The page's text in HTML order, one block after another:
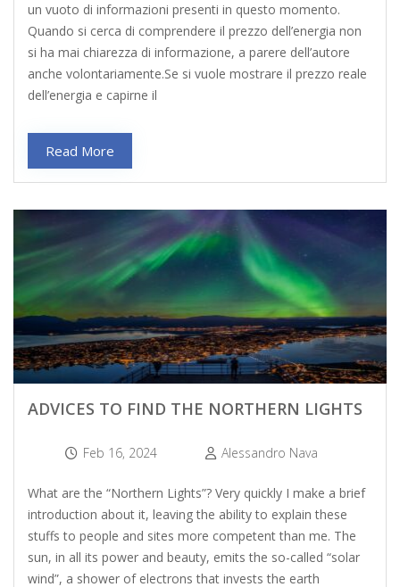
un vuoto di informazioni presenti in questo momento.
Quando si cerca di comprendere il prezzo dell’energia non
si ha mai chiarezza di informazione, a parere dell’autore
anche volontariamente.Se si vuole mostrare il prezzo reale
dell’energia e capirne il
Read More
ADVICES TO FIND THE NORTHERN LIGHTS
Feb 16, 2024 Alessandro Nava
What are the “Northern Lights”? Very quickly I make a brief
introduction about it, leaving the ability to explain these
stuffs to people and sites more competent than me. The
sun, in all its power and beauty, emits the so-called “solar
wind”, a shower of electrons that invests the earth